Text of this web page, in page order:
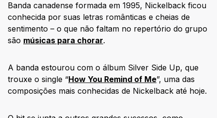
Banda canadense formada em 1995, Nickelback ficou
conhecida por suas letras românticas e cheias de
sentimento – o que não faltam no repertório do grupo
são músicas para chorar.
A banda estourou com o álbum Silver Side Up, que
trouxe o single “How You Remind of Me”, uma das
composições mais conhecidas de Nickelback até hoje.